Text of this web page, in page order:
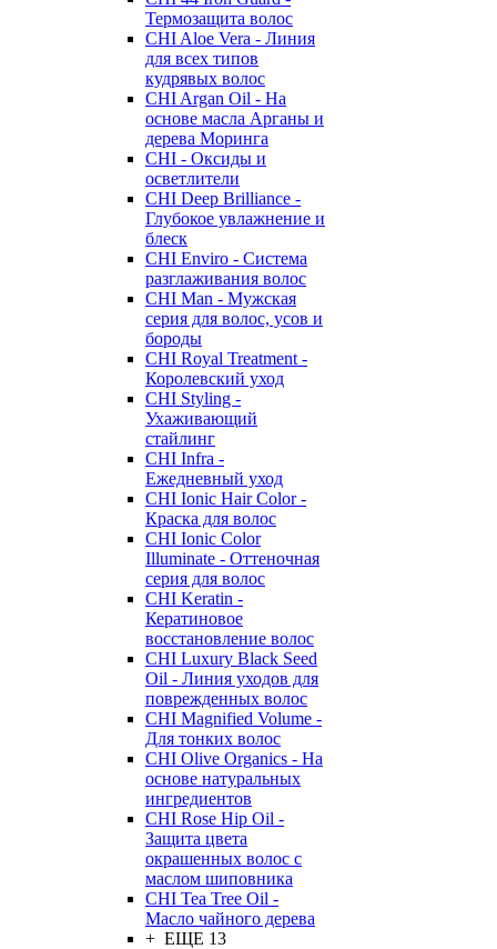
Термозащита волос
CHI Aloe Vera - Линия
для всех типов
кудрявых волос
CHI Argan Oil - На
основе масла Арганы и
дерева Моринга
CHI - Оксиды и
осветлители
CHI Deep Brilliance -
Глубокое увлажнение и
блеск
CHI Enviro - Система
разглаживания волос
CHI Man - Мужская
серия для волос, усов и
бороды
CHI Royal Treatment -
Королевский уход
CHI Styling -
Ухаживающий
стайлинг
CHI Infra -
Ежедневный уход
CHI Ionic Hair Color -
Краска для волос
CHI Ionic Color
Illuminate - Оттеночная
серия для волос
CHI Keratin -
Кератиновое
восстановление волос
CHI Luxury Black Seed
Oil - Линия уходов для
поврежденных волос
CHI Magnified Volume -
Для тонких волос
CHI Olive Organics - На
основе натуральных
ингредиентов
CHI Rose Hip Oil -
Защита цвета
окрашенных волос с
маслом шиповника
CHI Tea Tree Oil -
Масло чайного дерева
+ ЕЩЕ 13